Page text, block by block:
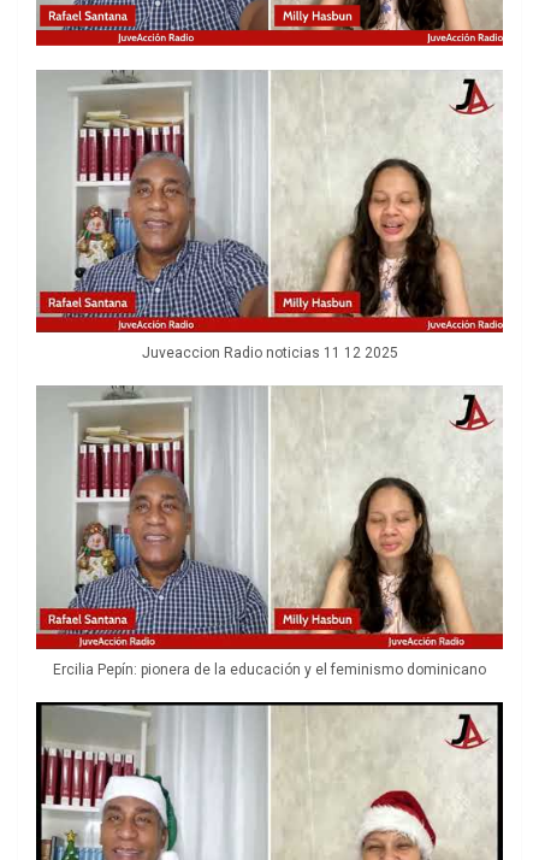
Juveaccion Radio noticias 11 12 2025
Ercilia Pepín: pionera de la educación y el feminismo dominicano